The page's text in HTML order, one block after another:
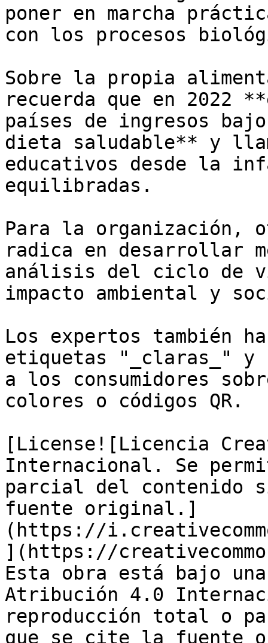
poner en marcha
con los procesos
Sobre la propia
recuerda que en 2022
países de ingresos
dieta saludable** y
educativos desde la
equilibradas.
Para la organización,
radica en desarrollar
análisis del ciclo de
impacto ambiental y
Los expertos también
etiquetas "_claras_" y
a los consumidores
colores o códigos QR.
[License![Licencia
Internacional. Se
parcial del contenido
fuente original.]
(https://
](https://
Esta obra está bajo
Atribución 4.0
reproducción total o
que se cite la fuente